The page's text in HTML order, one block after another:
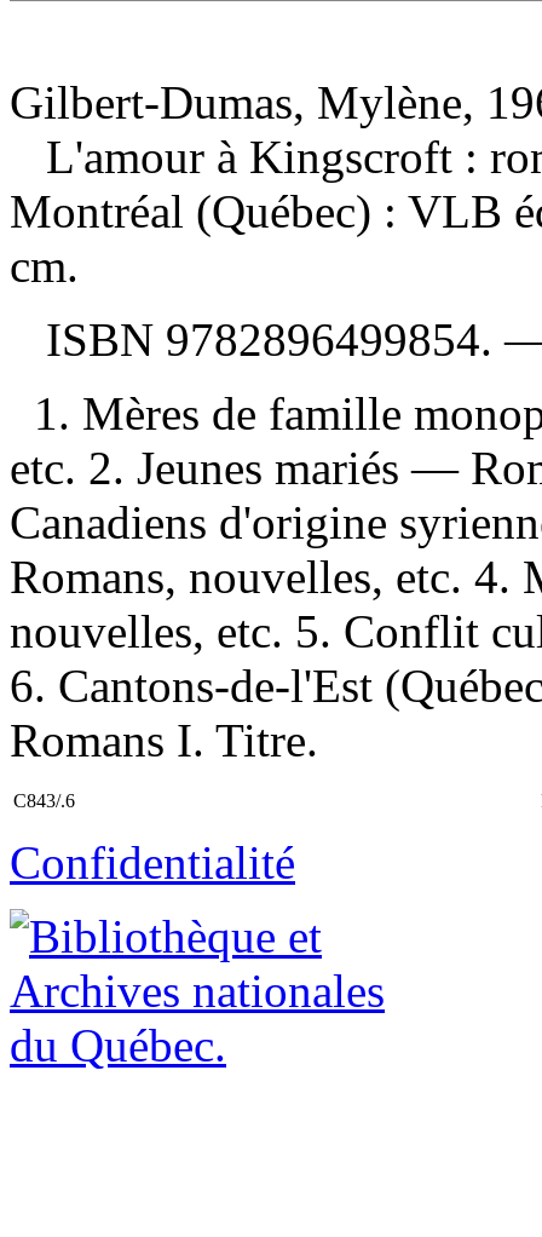
Gilbert-Dumas, Mylène,
L'amour à Kingscroft :
Montréal (Québec) : VLB
cm.
ISBN 9782896499854.
1. Mères de famille
etc. 2. Jeunes mariés —
Canadiens d'origine
Romans, nouvelles, etc.
nouvelles, etc. 5. Conflit
6. Cantons-de-l'Est
Romans I. Titre.
C843/.6
Confidentialité